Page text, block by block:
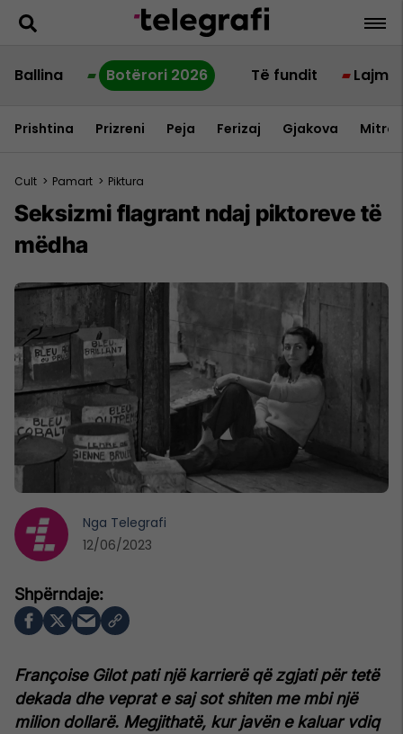
Ballina Botërori 2026 Të fundit Lajme
Prishtina Prizreni Peja Ferizaj Gjakova
Cult > Pamart > Piktura
Seksizmi flagrant ndaj piktoreve të
mëdha
Françoise Gilot pati një karrierë që zgjati për tetë
dekada dhe veprat e saj sot shiten me mbi një
milion dollarë. Megjithatë, kur javën e kaluar vdiq
Nga Telegrafi
12/06/2023